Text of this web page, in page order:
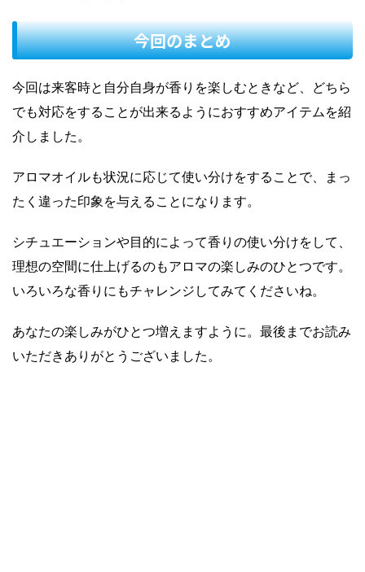
今回のまとめ
今回は来客時と自分自身が香りを楽しむときなど、どちら
でも対応をすることが出来るようにおすすめアイテムを紹
介しました。
アロマオイルも状況に応じて使い分けをすることで、まっ
たく違った印象を与えることになります。
シチュエーションや目的によって香りの使い分けをして、
理想の空間に仕上げるのもアロマの楽しみのひとつです。
いろいろな香りにもチャレンジしてみてくださいね。
あなたの楽しみがひとつ増えますように。最後までお読み
いただきありがとうございました。